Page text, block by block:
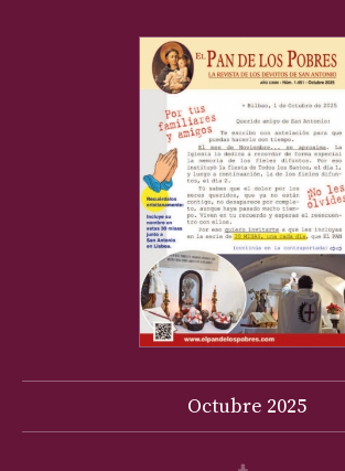
Octubre 2025